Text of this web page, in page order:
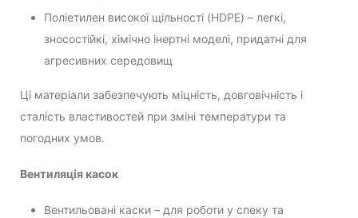
Поліетилен високої щільності (HDPE) – легкі,
зносостійкі, хімічно інертні моделі, придатні для
агресивних середовищ
Ці матеріали забезпечують міцність, довговічність і
сталість властивостей при зміні температури та
погодних умов.
Вентиляція касок
Вентильовані каски – для роботи у спеку та